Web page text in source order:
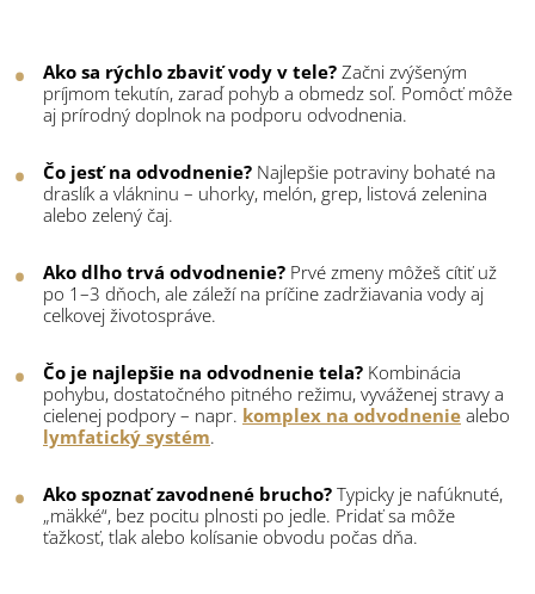
Ako sa rýchlo zbaviť vody v tele? Začni zvýšeným
príjmom tekutín, zaraď pohyb a obmedz soľ. Pomôcť môže
aj prírodný doplnok na podporu odvodnenia.
Čo jesť na odvodnenie? Najlepšie potraviny bohaté na
draslík a vlákninu – uhorky, melón, grep, listová zelenina
alebo zelený čaj.
Ako dlho trvá odvodnenie? Prvé zmeny môžeš cítiť už
po 1–3 dňoch, ale záleží na príčine zadržiavania vody aj
celkovej životospráve.
Čo je najlepšie na odvodnenie tela? Kombinácia
pohybu, dostatočného pitného režimu, vyváženej stravy a
cielenej podpory – napr. komplex na odvodnenie alebo
lymfatický systém.
Ako spoznať zavodnené brucho? Typicky je nafúknuté,
„mäkké“, bez pocitu plnosti po jedle. Pridať sa môže
ťažkosť, tlak alebo kolísanie obvodu počas dňa.